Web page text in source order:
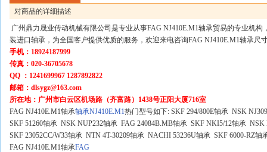
对商品的详细描述
广州鼎力晟业传动机械有限公司是专业从事FAG NJ410E.M1轴承贸易的专业机
装进口轴承，为全国客户提供优质的服务，欢迎来电咨询FAG NJ410E.M1轴承尺
手机：18924187999
传真：020-36705678
QQ ：1241699967 1287892822
邮箱：dlsygz@163.com
所在地：广州市白云区机场路（齐富路）1438号正阳大厦716室
FAG NJ410E.M1轴承轴承NJ410E.M1热门型号如下: SKF 294/800E轴承 NSK
SKF 51260轴承 NSK NUP232轴承 FAG 24084B.MB轴承 SKF NKI5/12轴承
SKF 23052CC/W33轴承 NTN 4T-30209轴承 NACHI 53236U轴承 SKF 6000-RZ
FAG NJ410E.M1轴承FAG